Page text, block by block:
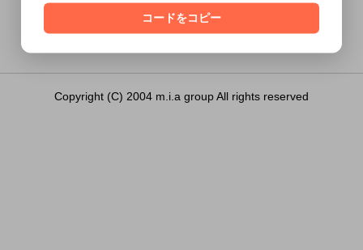
あなたは18歳以上ですか？
[ はい ] [ いいえ ]
Copyright (C) 2004 m.i.a group All rights reserved
コードをコピー